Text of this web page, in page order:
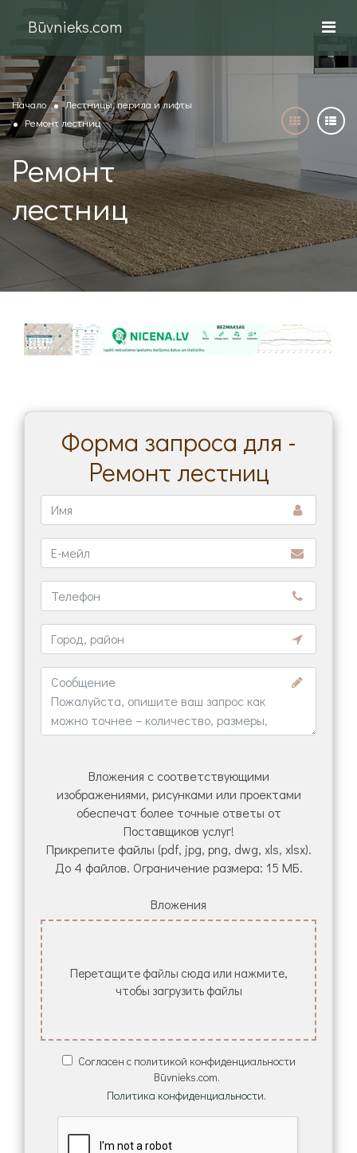
Būvnieks.com
Начало
Лестницы, перила и лифты
Ремонт лестниц
Ремонт
лестниц
Форма запроса для -
Ремонт лестниц
Вложения с соответствующими
изображениями, рисунками или проектами
обеспечат более точные ответы от
Поставщиков услуг!
Прикрепите файлы (pdf, jpg, png, dwg, xls, xlsx).
До 4 файлов. Ограничение размера: 15 МБ.
Вложения
Перетащите файлы сюда или нажмите,
чтобы загрузить файлы
Согласен с политикой конфиденциальности
Būvnieks.com.
Политика конфиденциальности.